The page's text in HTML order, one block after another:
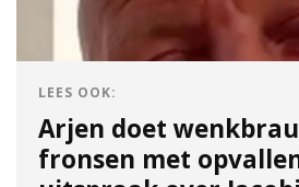
LEES OOK:
Arjen doet
fronsen met